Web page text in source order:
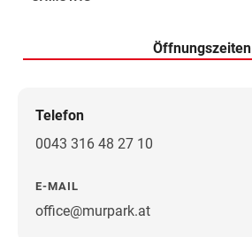
Samstag
Öffnungszeiten
Telefon
0043 316 48 27 10
E-MAIL
office@murpark.at